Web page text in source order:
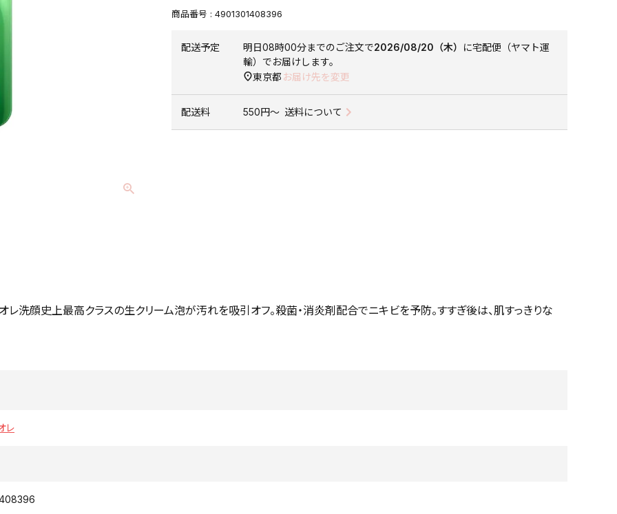
商品番号 4901301408396
配送予定 明日08時00分までのご注文で2026/08/20（木） に宅配便（ヤマト運
輸） でお届けします。
東京都 お届け先を変更
配送料 550円〜 送料について
洗顔史上最高クラスの生クリーム泡が汚れを吸引オフ。殺菌・消炎剤配合でニキビを予防。すすぎ後は、肌すっきりな
レ